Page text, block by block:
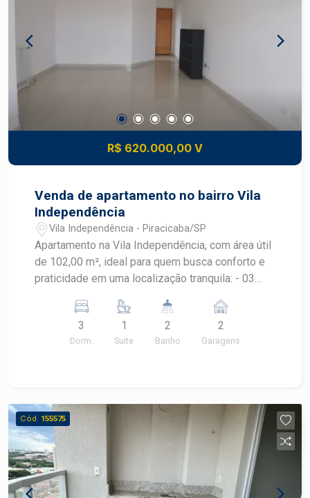
supermercados, escolas, farmácias, restaurantes,
serviços e às principais vias da cidade. Uma
excelente oportunidade para morar ou investir!
Apartamento diferenciado, pronto para morar, com
melhorias que agregam valor, conforto e
informações e agende sua visita.
R$ 620.000,00 V
Venda de apartamento no bairro Vila
Independência
Vila Independência - Piracicaba/SP
Apartamento na Vila Independência, com área útil
de 102,00 m², ideal para quem busca conforto e
praticidade em uma localização tranquila: - 03
ambientes; - Cozinha planejada; - Lavanderia com
despensa; - 02 vagas de garagem Agende uma
3
Dorm.
1
Suite
2
Banho
2
Garagens
Cód. 155575